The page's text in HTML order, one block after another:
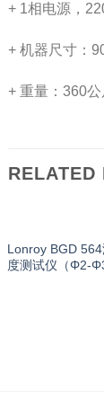
+ 1相电源，
+ 机器尺寸：
+ 重量：360公
RELATED
Lonroy BGD
度测试仪（Φ2-